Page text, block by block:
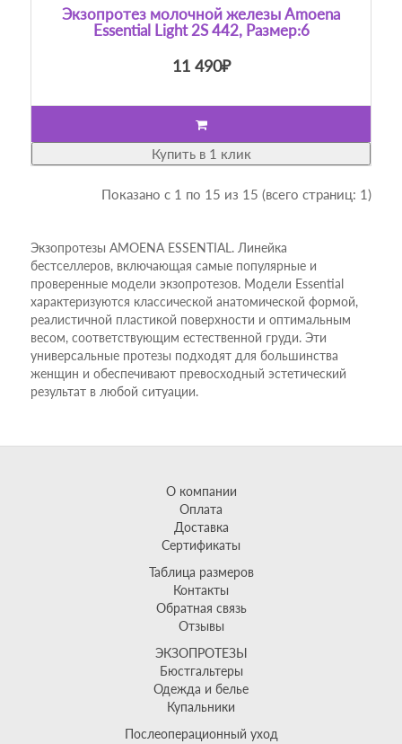
Экзопротез молочной железы Amoena
Essential Light 2S 442, Размер:6
11 490₽
Купить в 1 клик
Показано с 1 по 15 из 15 (всего страниц: 1)
Экзопротезы AMOENA ESSENTIAL. Линейка
бестселлеров, включающая самые популярные и
проверенные модели экзопротезов. Модели Essential
характеризуются классической анатомической формой,
реалистичной пластикой поверхности и оптимальным
весом, соответствующим естественной груди. Эти
универсальные протезы подходят для большинства
женщин и обеспечивают превосходный эстетический
результат в любой ситуации.
О компании
Оплата
Доставка
Сертификаты
Таблица размеров
Контакты
Обратная связь
Отзывы
ЭКЗОПРОТЕЗЫ
Бюстгальтеры
Одежда и белье
Купальники
Послеоперационный уход